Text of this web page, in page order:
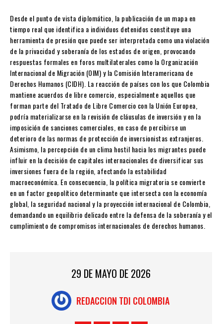
Desde el punto de vista diplomático, la publicación de un mapa en
tiempo real que identifica a individuos detenidos constituye una
herramienta de presión que puede ser interpretada como una violación
de la privacidad y soberanía de los estados de origen, provocando
respuestas formales en foros multilaterales como la Organización
Internacional de Migración (OIM) y la Comisión Interamericana de
Derechos Humanos (CIDH). La reacción de países con los que Colombia
mantiene acuerdos de libre comercio, especialmente aquellos que
forman parte del Tratado de Libre Comercio con la Unión Europea,
podría materializarse en la revisión de cláusulas de inversión y en la
imposición de sanciones comerciales, en caso de percibirse un
deterioro de las normas de protección de inversionistas extranjeros.
Asimismo, la percepción de un clima hostil hacia los migrantes puede
influir en la decisión de capitales internacionales de diversificar sus
inversiones fuera de la región, afectando la estabilidad
macroeconómica. En consecuencia, la política migratoria se convierte
en un factor geopolítico determinante que intersecta con la economía
global, la seguridad nacional y la proyección internacional de Colombia,
demandando un equilibrio delicado entre la defensa de la soberanía y el
cumplimiento de compromisos internacionales de derechos humanos.
29 DE MAYO DE 2026
REDACCION TDI COLOMBIA